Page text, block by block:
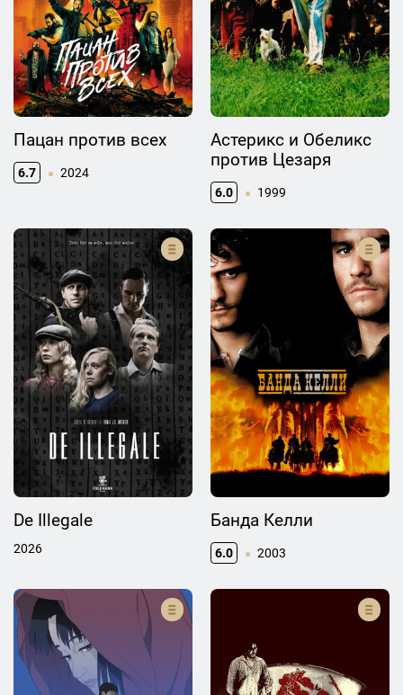
Пацан против всех
6.7 2024
Астерикс и Обеликс
против Цезаря
6.0 1999
De Illegale
2026
Банда Келли
6.0 2003